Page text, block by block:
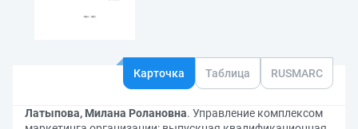
Карточка Таблица RUSMARC
Латыпова, Милана Ролановна. Управление комплексом